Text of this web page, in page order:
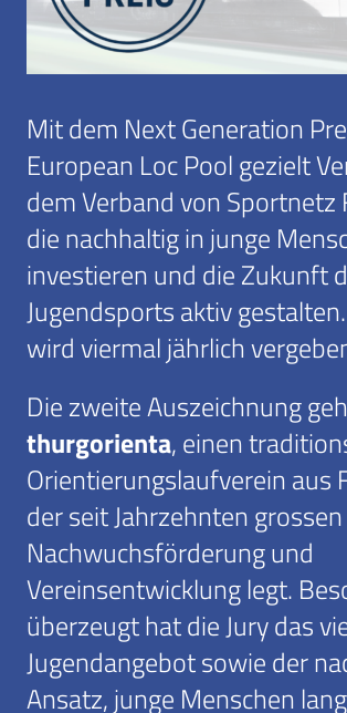
Mit dem Next Generation
European Loc Pool gezielt
dem Verband von Sportnetz
die nachhaltig in junge
investieren und die Zukunft
Jugendsports aktiv
wird viermal jährlich
Die zweite Auszeichnung
thurgorienta, einen
Orientierungslaufverein aus
der seit Jahrzehnten
Nachwuchsförderung und
Vereinsentwicklung legt.
überzeugt hat die Jury das
Jugendangebot sowie der
Ansatz, junge Menschen